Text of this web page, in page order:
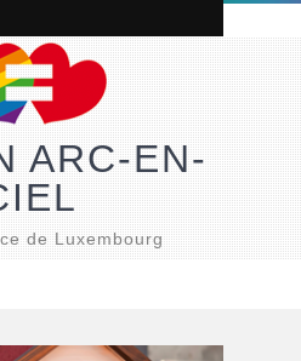
ARC-EN-
de Luxembourg